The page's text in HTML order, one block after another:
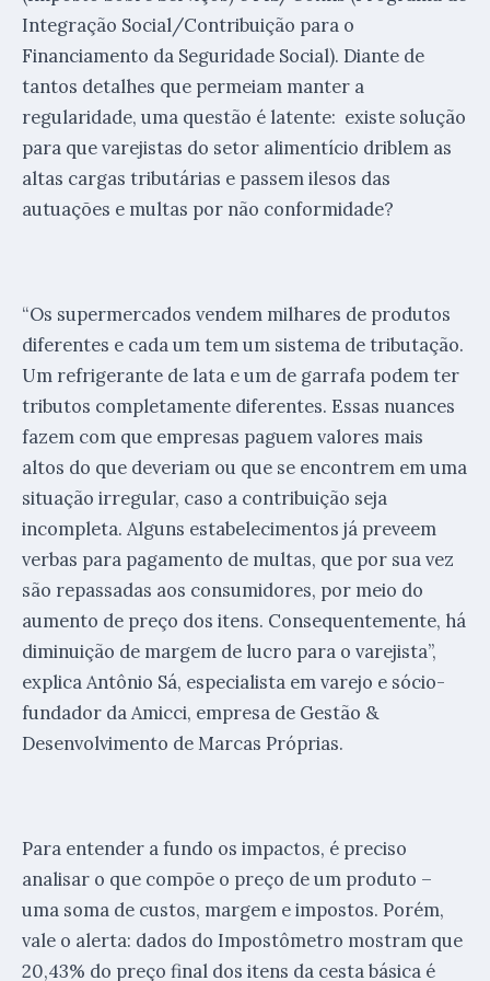
Integração Social/Contribuição para o
Financiamento da Seguridade Social). Diante de
tantos detalhes que permeiam manter a
regularidade, uma questão é latente: existe solução
para que varejistas do setor alimentício driblem as
altas cargas tributárias e passem ilesos das
autuações e multas por não conformidade?
“Os supermercados vendem milhares de produtos
diferentes e cada um tem um sistema de tributação.
Um refrigerante de lata e um de garrafa podem ter
tributos completamente diferentes. Essas nuances
fazem com que empresas paguem valores mais
altos do que deveriam ou que se encontrem em uma
situação irregular, caso a contribuição seja
incompleta. Alguns estabelecimentos já preveem
verbas para pagamento de multas, que por sua vez
são repassadas aos consumidores, por meio do
aumento de preço dos itens. Consequentemente, há
diminuição de margem de lucro para o varejista”,
explica Antônio Sá, especialista em varejo e sócio-
fundador da Amicci, empresa de Gestão &
Desenvolvimento de Marcas Próprias.
Para entender a fundo os impactos, é preciso
analisar o que compõe o preço de um produto –
uma soma de custos, margem e impostos. Porém,
vale o alerta: dados do Impostômetro mostram que
20,43% do preço final dos itens da cesta básica é